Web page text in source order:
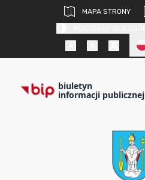
MAPA STRONY
biuletyn
informacji publicznej